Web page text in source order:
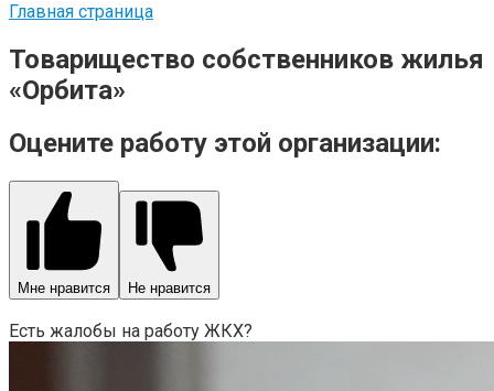
Главная страница
Товарищество собственников жилья
«Орбита»
Оцените работу этой организации:
Мне нравится Не нравится
Есть жалобы на работу ЖКХ?